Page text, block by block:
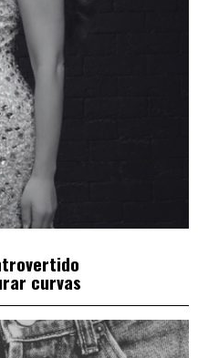
curvas